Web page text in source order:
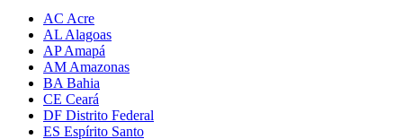
AC Acre
AL Alagoas
AP Amapá
AM Amazonas
BA Bahia
CE Ceará
DF Distrito Federal
ES Espírito Santo